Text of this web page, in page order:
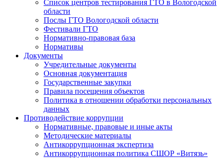
Список центров тестирования ГТО в Вологодской
области
Послы ГТО Вологодской области
Фестивали ГТО
Нормативно-правовая база
Нормативы
Документы
Учредительные документы
Основная документация
Государственные закупки
Правила посещения объектов
Политика в отношении обработки персональных
данных
Противодействие коррупции
Нормативные, правовые и иные акты
Методические материалы
Антикоррупционная экспертиза
Антикоррупционная политика СШОР «Витязь»